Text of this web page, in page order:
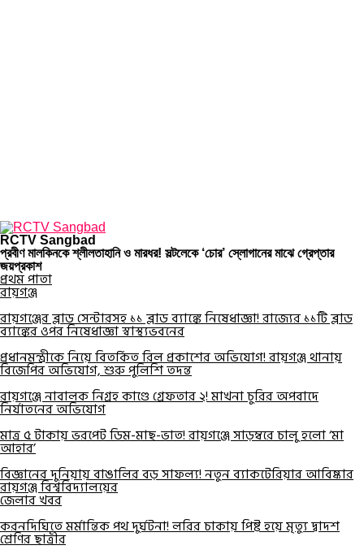
RCTV Sangbad
প্রবীণ মালকিনকে শ্লীলতাহানি ও মারধর! সল্টলেকে ‘চোর’ স্লোগানের মাঝে গ্রেপ্তার
জয়প্রকাশ
প্রথম পাতা
রায়গঞ্জ
রায়গঞ্জের ব্লাড সেন্টারসহ ১১ ব্লাড ব্যাঙ্কে নিষেধাজ্ঞা! রাজ্যের ১১টি ব্লাড
ব্যাঙ্কের ওপর নিষেধাজ্ঞা স্বাস্থ্যভবনের
প্রধানমন্ত্রীকে নিয়ে বিতর্কিত রিল প্রকাশের অভিযোগ! রায়গঞ্জ থানায়
বিজেপির অভিযোগ, শুরু পুলিশি তদন্ত
রায়গঞ্জে নাবালক নিগ্রহ কাণ্ডে গ্রেফতার ২! মাখনা চুরির অপবাদে
নির্যাতনের অভিযোগ
মাত্র ৫ টাকায় ভরপেট ডিম-মাছ-ভাত! রায়গঞ্জে সাড়ম্বরে চালু হলো ‘মা
আহার’
বিজ্ঞানের দুনিয়ায় বাঙালির বড় সাফল্য! নতুন ব্যাকটেরিয়ার আবিষ্কার
রায়গঞ্জ বিশ্ববিদ্যালয়ের
জেলার খবর
করনদিঘিতে মর্মান্তিক পথ দুর্ঘটনা! লরির চাকায় পিষ্ট হয়ে মৃত্যু দ্বাদশ
শ্রেণির ছাত্রীর